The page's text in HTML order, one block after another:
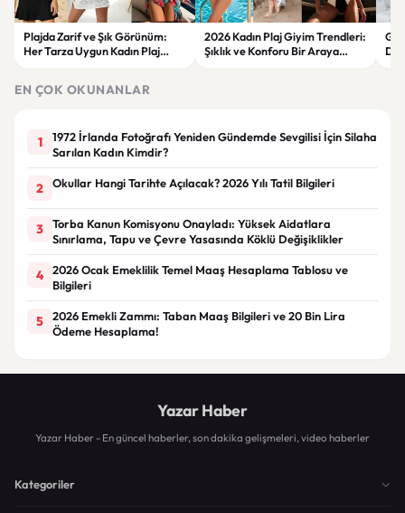
Plajda Zarif ve Şık Görünüm:
Her Tarza Uygun Kadın Plaj
2026 Kadın Plaj Giyim Trendleri:
Şıklık ve Konforu Bir Araya
EN ÇOK OKUNANLAR
1
1972 İrlanda Fotoğrafı Yeniden Gündemde Sevgilisi İçin Silaha
Sarılan Kadın Kimdir?
2 Okullar Hangi Tarihte Açılacak? 2026 Yılı Tatil Bilgileri
3
Torba Kanun Komisyonu Onayladı: Yüksek Aidatlara
Sınırlama, Tapu ve Çevre Yasasında Köklü Değişiklikler
4
2026 Ocak Emeklilik Temel Maaş Hesaplama Tablosu ve
Bilgileri
5
2026 Emekli Zammı: Taban Maaş Bilgileri ve 20 Bin Lira
Ödeme Hesaplama!
Yazar Haber
Yazar Haber - En güncel haberler, son dakika gelişmeleri, video haberler
Kategoriler